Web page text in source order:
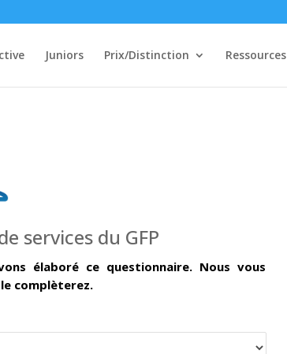
Juniors Prix/Distinction Ressources
services du GFP
élaboré ce questionnaire. Nous vous
complèterez.